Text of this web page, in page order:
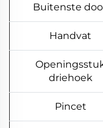
Buitenste
Handvat
driehoek
Pincet